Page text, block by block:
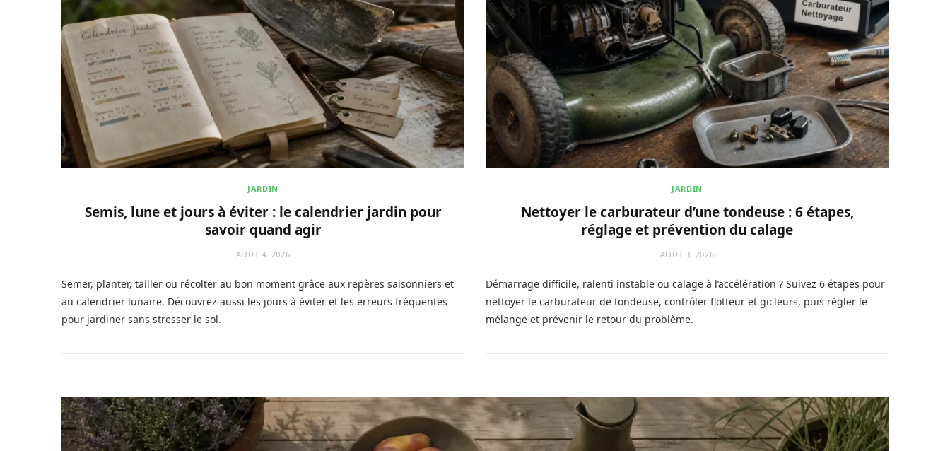
JARDIN
Semis, lune et jours à éviter : le calendrier jardin pour
savoir quand agir
AOÛT 4, 2026
Semer, planter, tailler ou récolter au bon moment grâce aux repères saisonniers et
au calendrier lunaire. Découvrez aussi les jours à éviter et les erreurs fréquentes
pour jardiner sans stresser le sol.
JARDIN
Nettoyer le carburateur d’une tondeuse : 6 étapes,
réglage et prévention du calage
AOÛT 3, 2026
Démarrage difficile, ralenti instable ou calage à l’accélération ? Suivez 6 étapes pour
nettoyer le carburateur de tondeuse, contrôler flotteur et gicleurs, puis régler le
mélange et prévenir le retour du problème.